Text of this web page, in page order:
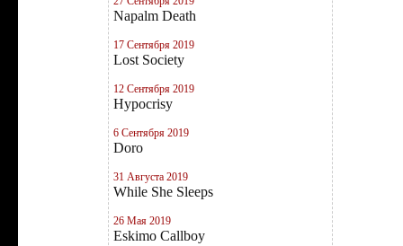
Napalm Death
17 Сентября 2019
Lost Society
12 Сентября 2019
Hypocrisy
6 Сентября 2019
Doro
31 Августа 2019
While She Sleeps
26 Мая 2019
Eskimo Callboy